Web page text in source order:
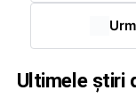
Ultimele știri